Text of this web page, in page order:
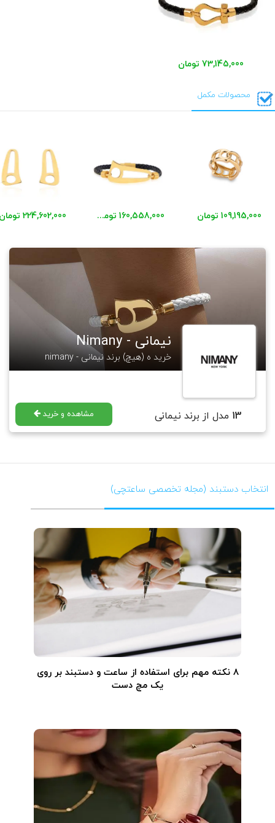
73,145,000 تومان
محصولات مکمل
109,195,000 تومان 160,558,000 تومان 224,602,000 تومان
نیمانی - Nimany
خرید ه (هیچ) برند نیمانی - nimany
13 مدل از برند نیمانی مشاهده و خرید
انتخاب دستبند (مجله تخصصی ساعتچی)
۸ نکته مهم برای استفاده از ساعت و دستبند بر روی
یک مچ دست